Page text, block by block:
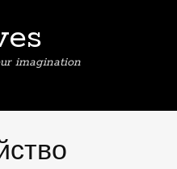
imagination